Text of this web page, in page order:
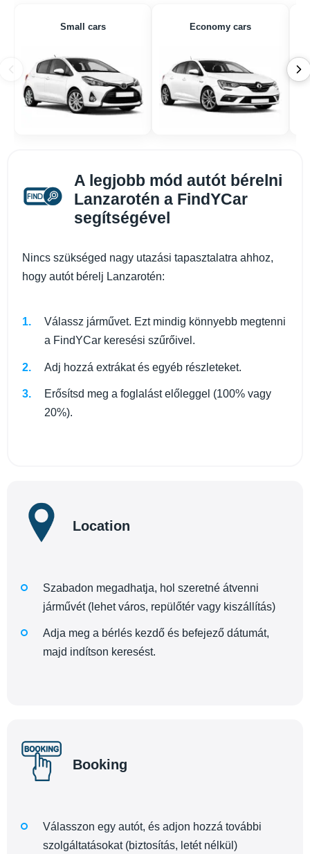
Small cars Economy cars
A legjobb mód autót bérelni
Lanzarotén a FindYCar
segítségével
Nincs szükséged nagy utazási tapasztalatra ahhoz,
hogy autót bérelj Lanzarotén:
Válassz járművet. Ezt mindig könnyebb megtenni
a FindYCar keresési szűrőivel.
Adj hozzá extrákat és egyéb részleteket.
Erősítsd meg a foglalást előleggel (100% vagy
20%).
Location
Szabadon megadhatja, hol szeretné átvenni
járművét (lehet város, repülőtér vagy kiszállítás)
Adja meg a bérlés kezdő és befejező dátumát,
majd indítson keresést.
Booking
Válasszon egy autót, és adjon hozzá további
szolgáltatásokat (biztosítás, letét nélkül)